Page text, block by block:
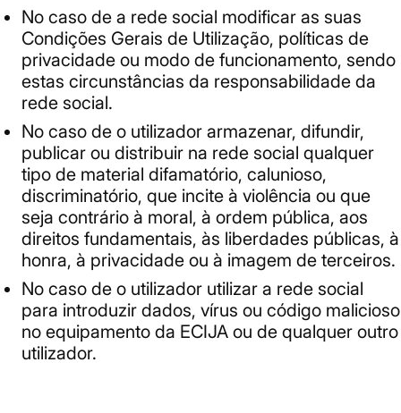
No caso de a rede social modificar as suas
Condições Gerais de Utilização, políticas de
privacidade ou modo de funcionamento, sendo
estas circunstâncias da responsabilidade da
rede social.
No caso de o utilizador armazenar, difundir,
publicar ou distribuir na rede social qualquer
tipo de material difamatório, calunioso,
discriminatório, que incite à violência ou que
seja contrário à moral, à ordem pública, aos
direitos fundamentais, às liberdades públicas, à
honra, à privacidade ou à imagem de terceiros.
No caso de o utilizador utilizar a rede social
para introduzir dados, vírus ou código malicioso
no equipamento da ECIJA ou de qualquer outro
utilizador.